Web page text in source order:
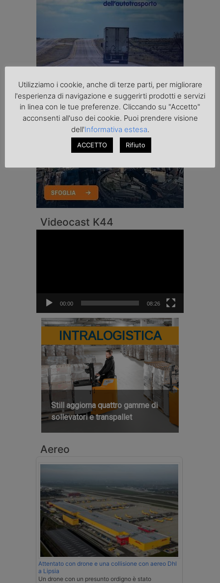
Videocast K44
00:00 08:26
INTRALOGISTICA
Still aggiorna quattro gamme di
sollevatori e transpallet
Aereo
Attentato con drone e una collisione con aereo Dhl
a Lipsia
Un drone con un presunto ordigno è stato
Utilizziamo i cookie, anche di terze parti, per migliorare
l'esperienza di navigazione e suggerirti prodotti e servizi
in linea con le tue preferenze. Cliccando su "Accetto"
acconsenti all'uso dei cookie. Puoi prendere visione
dell'Informativa estesa.
ACCETTO Rifiuto